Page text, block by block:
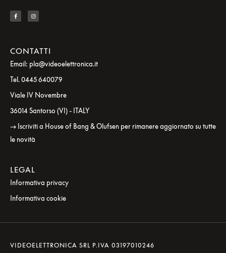
CONTATTI
Email: pla@videoelettronica.it
Tel. 0445 640079
Viale IV Novembre
36014 Santorso (VI) - ITALY
→ Iscriviti a House of Bang & Olufsen per rimanere aggiornato su tutte
le novità
LEGAL
Informativa privacy
Informativa cookie
VIDEOELETTRONICA SRL P.IVA 03197010246